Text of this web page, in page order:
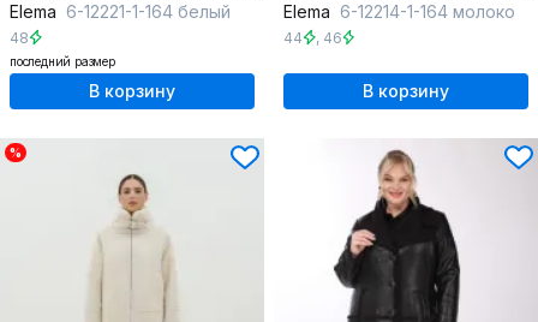
Elema 6-12221-1-164 белый
48
последний размер
В корзину
Elema 6-12214-1-164 молоко
44 , 46
В корзину
%